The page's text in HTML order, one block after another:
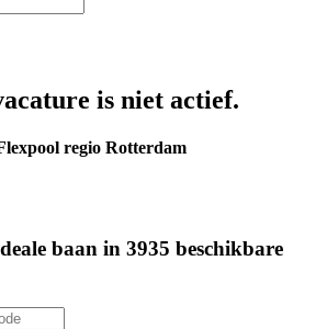
is niet actief.
regio Rotterdam
baan in 3935 beschikbare